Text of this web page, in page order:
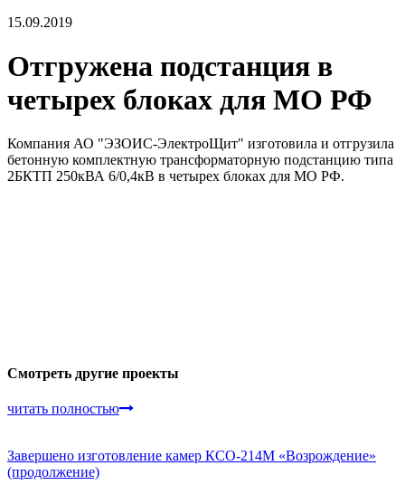
15.09.2019
Отгружена подстанция в
четырех блоках для МО РФ
Компания АО "ЭЗОИС-ЭлектроЩит" изготовила и отгрузила
бетонную комплектную трансформаторную подстанцию типа
2БКТП 250кВА 6/0,4кВ в четырех блоках для МО РФ.
Смотреть другие проекты
читать полностью
Завершено изготовление камер КСО-214М «Возрождение»
(продолжение)